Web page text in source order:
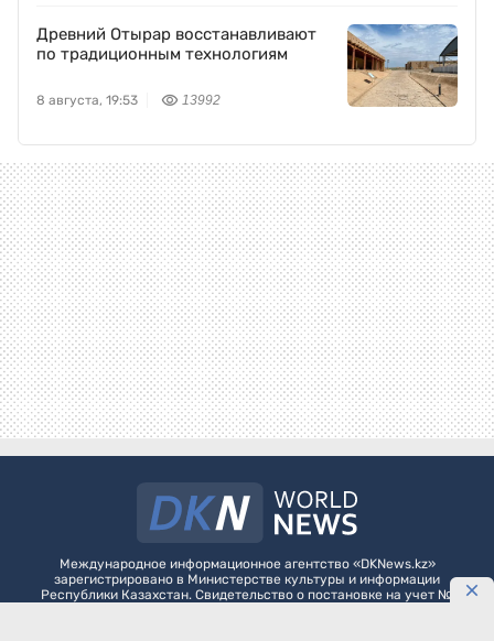
Древний Отырар восстанавливают
по традиционным технологиям
8 августа, 19:53 13992
Международное информационное агентство «DKNews.kz»
зарегистрировано в Министерстве культуры и информации
Республики Казахстан. Свидетельство о постановке на учет №